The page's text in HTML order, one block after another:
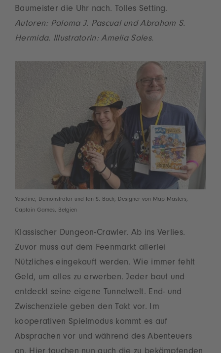
Baumeister die Uhr nach. Tolles Setting.
Autoren: Paloma J. Pascual und Abraham S.
Hermida. Illustratorin: Amelia Sales.
Yaseline, Demonstrator und Ian S. Bach, Designer von Map Masters,
Captain Games, Belgien
Klassischer Dungeon-Crawler. Ab ins Verlies.
Zuvor muss auf dem Feenmarkt allerlei
Nützliches eingekauft werden. Wie immer fehlt
Geld, um alles zu erwerben. Jeder baut und
entdeckt seine eigene Tunnelwelt. End- und
Zwischenziele geben den Takt vor. Im
kooperativen Spielmodus kommt es auf
Absprachen vor und während des Abenteuers